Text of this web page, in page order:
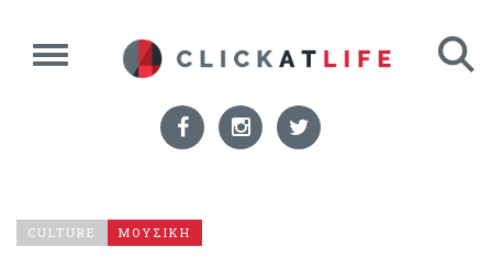
CULTURE ΜΟΥΣΙΚΗ